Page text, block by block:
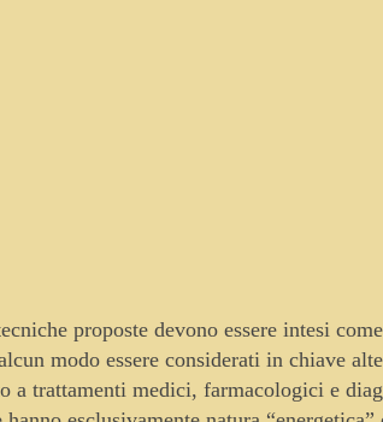
proposte devono essere intesi
modo essere considerati in chiave
a trattamenti medici, farmacologici e